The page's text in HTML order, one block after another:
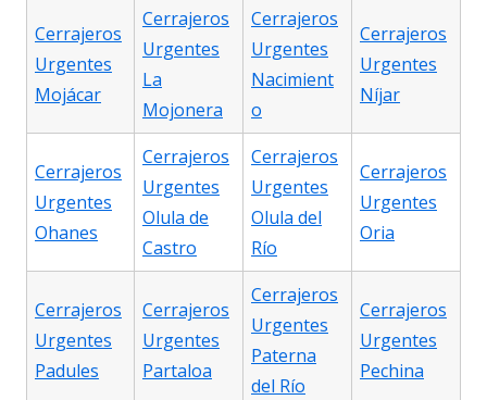
Cerrajeros
Urgentes
Mojácar
Cerrajeros
Urgentes
La
Mojonera
Cerrajeros
Urgentes
Nacimient
o
Cerrajeros
Urgentes
Níjar
Cerrajeros
Urgentes
Ohanes
Cerrajeros
Urgentes
Olula de
Castro
Cerrajeros
Urgentes
Olula del
Río
Cerrajeros
Urgentes
Oria
Cerrajeros
Urgentes
Padules
Cerrajeros
Urgentes
Partaloa
Cerrajeros
Urgentes
Paterna
del Río
Cerrajeros
Urgentes
Pechina